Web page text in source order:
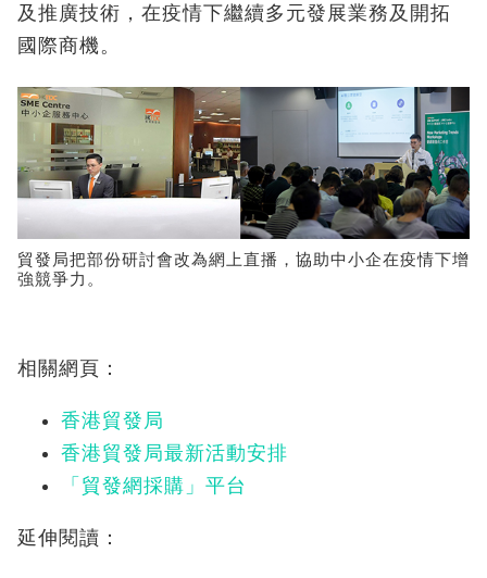
及推廣技術，在疫情下繼續多元發展業務及開拓
國際商機。
貿發局把部份研討會改為網上直播，協助中小企在疫情下增
強競爭力。
相關網頁：
香港貿發局
香港貿發局最新活動安排
「貿發網採購」平台
延伸閱讀：